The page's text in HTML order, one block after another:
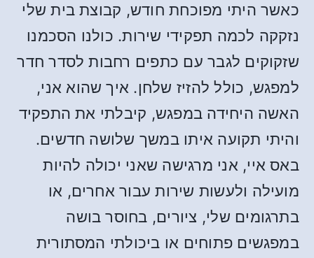
כאשר היתי מפוכחת חודש, קבוצת בית שלי
נזקקה לכמה תפקידי שירות. כולנו הסכמנו
שזקוקים לגבר עם כתפים רחבות לסדר חדר
למפגש, כולל להזיז שלחן. איך שהוא אני,
האשה היחידה במפגש, קיבלתי את התפקיד
והיתי תקועה איתו במשך שלושה חדשים.
באס איי, אני מרגישה שאני יכולה להיות
מועילה ולעשות שירות עבור אחרים, או
בתרגומים שלי, ציורים, בחוסר בושה
במפגשים פתוחים או ביכולתי המסתורית